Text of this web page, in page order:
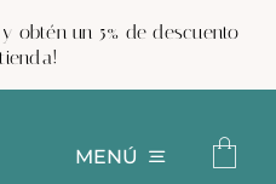
obtén un 5% de descuento
MENÚ